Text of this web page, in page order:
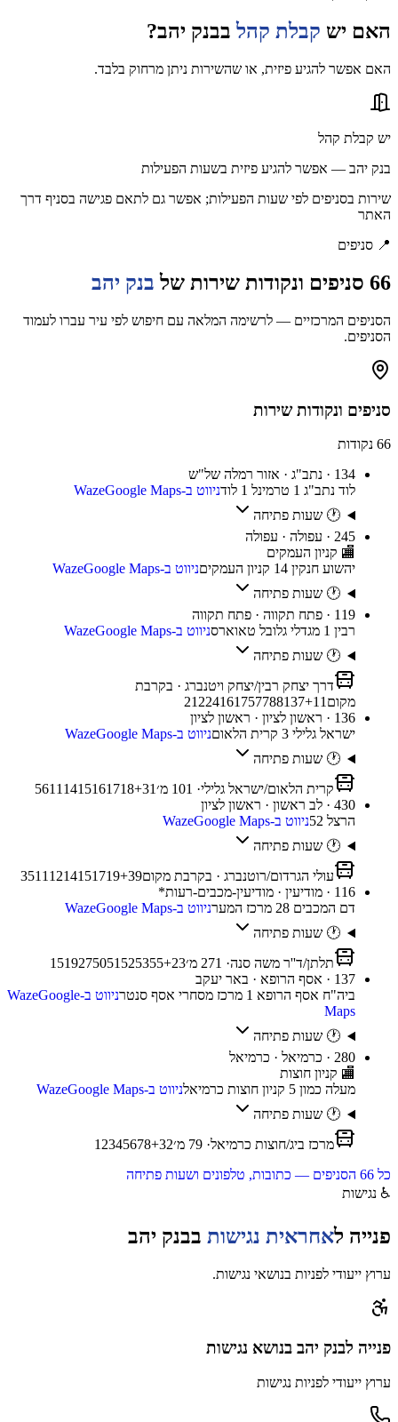
האם יש קבלת קהלבבנק יהב?
האם אפשר להגיע פיזית, או שהשירות ניתן מרחוק בלבד.
יש קבלת קהל
בנק יהב — אפשר להגיע פיזית בשעות הפעילות
שירות בסניפים לפי שעות הפעילות; אפשר גם לתאם פגישה בסניף דרך
האתר
📍 סניפים
66 סניפים ונקודות שירות של בנק יהב
הסניפים המרכזיים — לרשימה המלאה עם חיפוש לפי עיר עברו לעמוד
הסניפים.
סניפים ונקודות שירות
66 נקודות
134 · נתב"ג · אזור רמלה של"ש
לוד נתב"ג 1 טרמינל 1 לוד
ניווט ב-WazeGoogle Maps
🕐 שעות פתיחה
245 · עפולה · עפולה
🏬 קניון העמקים
יהשוע חנקין 14 קניון העמקים
ניווט ב-WazeGoogle Maps
🕐 שעות פתיחה
119 · פתח תקווה · פתח תקווה
רבין 1 מגדלי גלובל טאוארס
ניווט ב-WazeGoogle Maps
🕐 שעות פתיחה
דרך יצחק רבין/יצחק ויטנברג · בקרבת
מקום
21 224161 757788137+11
136 · ראשון לציון · ראשון לציון
ישראל גלילי 3 קרית הלאום
ניווט ב-WazeGoogle Maps
🕐 שעות פתיחה
קרית הלאום/ישראל גלילי·
101 מ׳ 5611 1415161718+31
430 · לב ראשון · ראשון לציון
הרצל 52
ניווט ב-WazeGoogle Maps
🕐 שעות פתיחה
עולי הגרדום/רוטנברג · בקרבת מקום 3511 1214151719+39
116 · מודיעין · מודיעין-מכבים-רעות*
דם המכבים 28 מרכז המער
ניווט ב-WazeGoogle Maps
🕐 שעות פתיחה
תלתן/ד''ר משה סנה·
271 מ׳ 1519275051 525355+23
137 · אסף הרופא · באר יעקב
ביה"ח אסף הרופא 1 מרכז מסחרי אסף סנטר
ניווט ב-WazeGoogle
Maps
🕐 שעות פתיחה
280 · כרמיאל · כרמיאל
🏬 קניון חוצות
מעלה כמון 5 קניון חוצות כרמיאל
ניווט ב-WazeGoogle Maps
🕐 שעות פתיחה
מרכז ביג/חוצות כרמיאל·
79 מ׳ 1 2345678+32
כל 66 הסניפים — כתובות, טלפונים ושעות פתיחה
♿ נגישות
פנייה לאחראית נגישות בבנק יהב
ערוץ ייעודי לפניות בנושאי נגישות.
פנייה לבנק יהב בנושא נגישות
ערוץ ייעודי לפניות נגישות